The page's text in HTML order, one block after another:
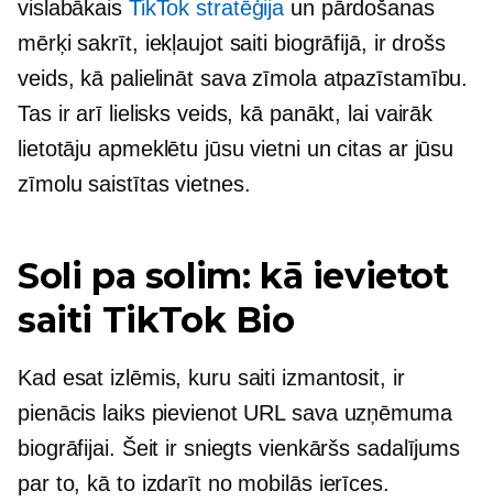
vislabākais TikTok stratēģija un pārdošanas
mērķi sakrīt, iekļaujot saiti biogrāfijā, ir drošs
veids, kā palielināt sava zīmola atpazīstamību.
Tas ir arī lielisks veids, kā panākt, lai vairāk
lietotāju apmeklētu jūsu vietni un citas ar jūsu
zīmolu saistītas vietnes.
Soli pa solim: kā ievietot
saiti TikTok Bio
Kad esat izlēmis, kuru saiti izmantosit, ir
pienācis laiks pievienot URL sava uzņēmuma
biogrāfijai. Šeit ir sniegts vienkāršs sadalījums
par to, kā to izdarīt no mobilās ierīces.